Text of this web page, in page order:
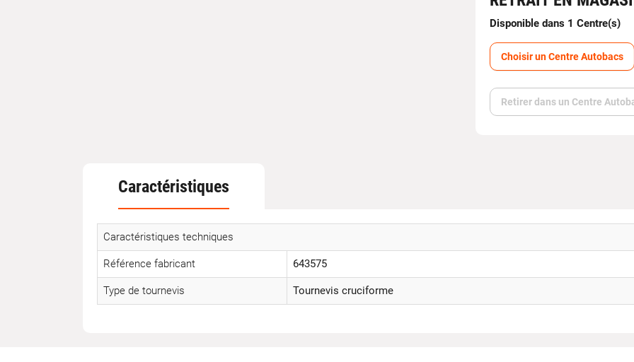
Disponible dans 1 Centre(s)
Choisir un Centre Autobacs
Retirer dans un Centre
Caractéristiques
Caractéristiques techniques
Référence fabricant 643575
Type de tournevis Tournevis cruciforme